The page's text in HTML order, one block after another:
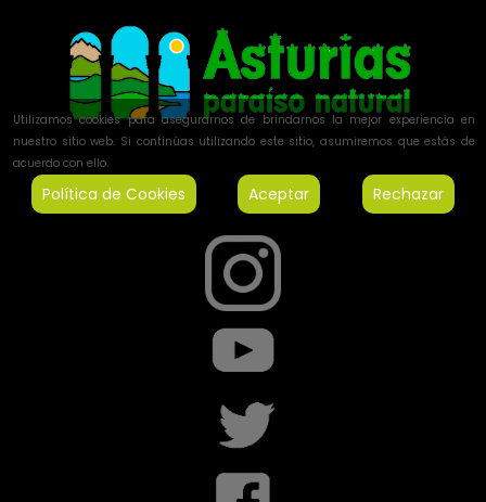
Utilizamos cookies para asegurarnos de brindarnos la mejor experiencia en
nuestro sitio web. Si continúas utilizando este sitio, asumiremos que estás de
acuerdo con ello.
Política de Cookies Aceptar Rechazar